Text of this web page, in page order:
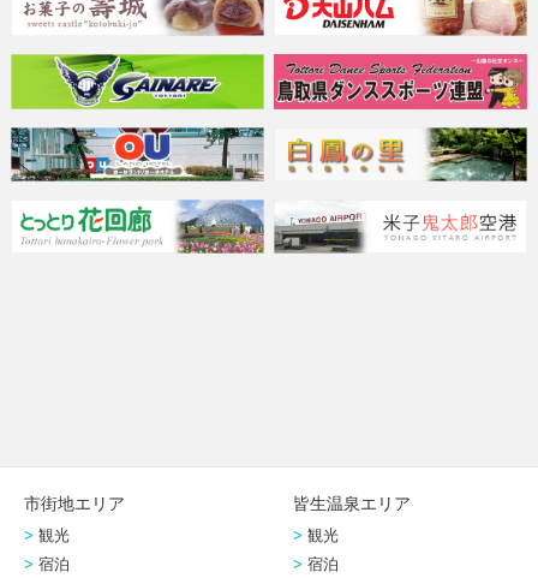
市街地エリア
観光
宿泊
皆生温泉エリア
観光
宿泊